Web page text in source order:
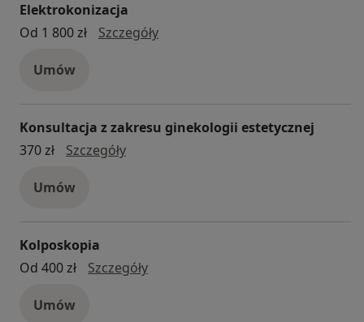
Elektrokonizacja
Od 1 800 zł
Szczegółyelektrokonizacja
Umów
Konsultacja z zakresu ginekologii estetycznej
370 zł
Szczegółykonsultacja z zakresu ginekologii
Umów
Kolposkopia
Od 400 zł
Szczegółykolposkopia
Umów